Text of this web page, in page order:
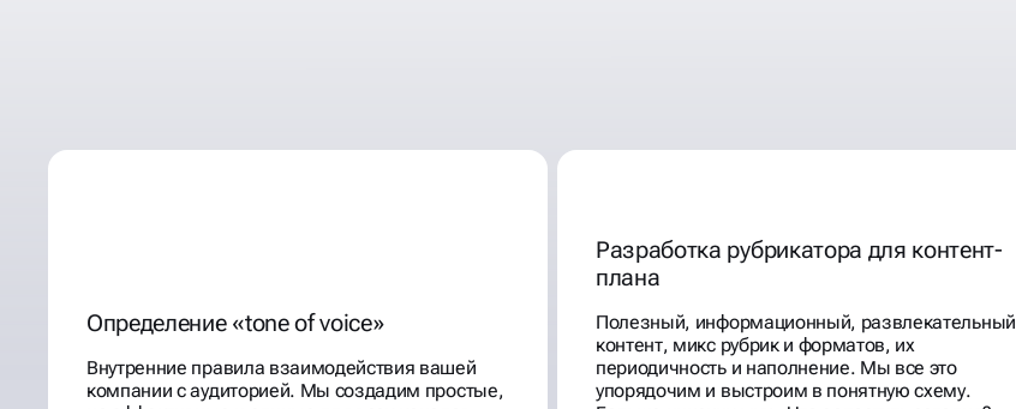
Определение «tone of voice»
Внутренние правила взаимодействия вашей
компании с аудиторией. Мы создадим простые,
Разработка рубрикатора для контент-
плана
Полезный, информационный, развлекательный
контент, микс рубрик и форматов, их
периодичность и наполнение. Мы все это
упорядочим и выстроим в понятную схему.